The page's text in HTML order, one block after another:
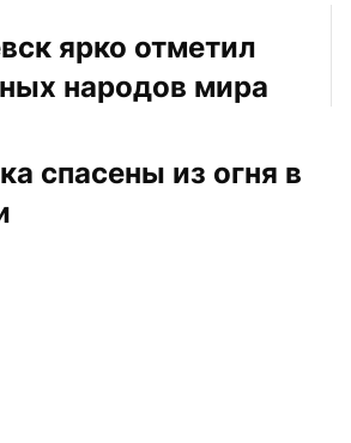
ярко отметил
народов мира
спасены из огня в